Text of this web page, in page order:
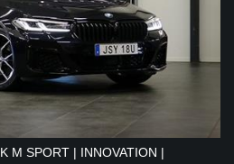
M SPORT | INNOVATION |